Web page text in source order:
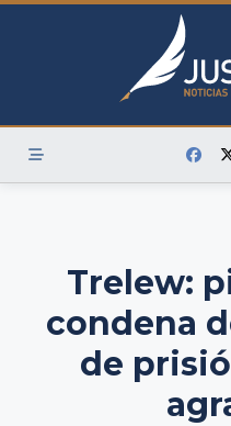
Skip
Trelew:
condena
de